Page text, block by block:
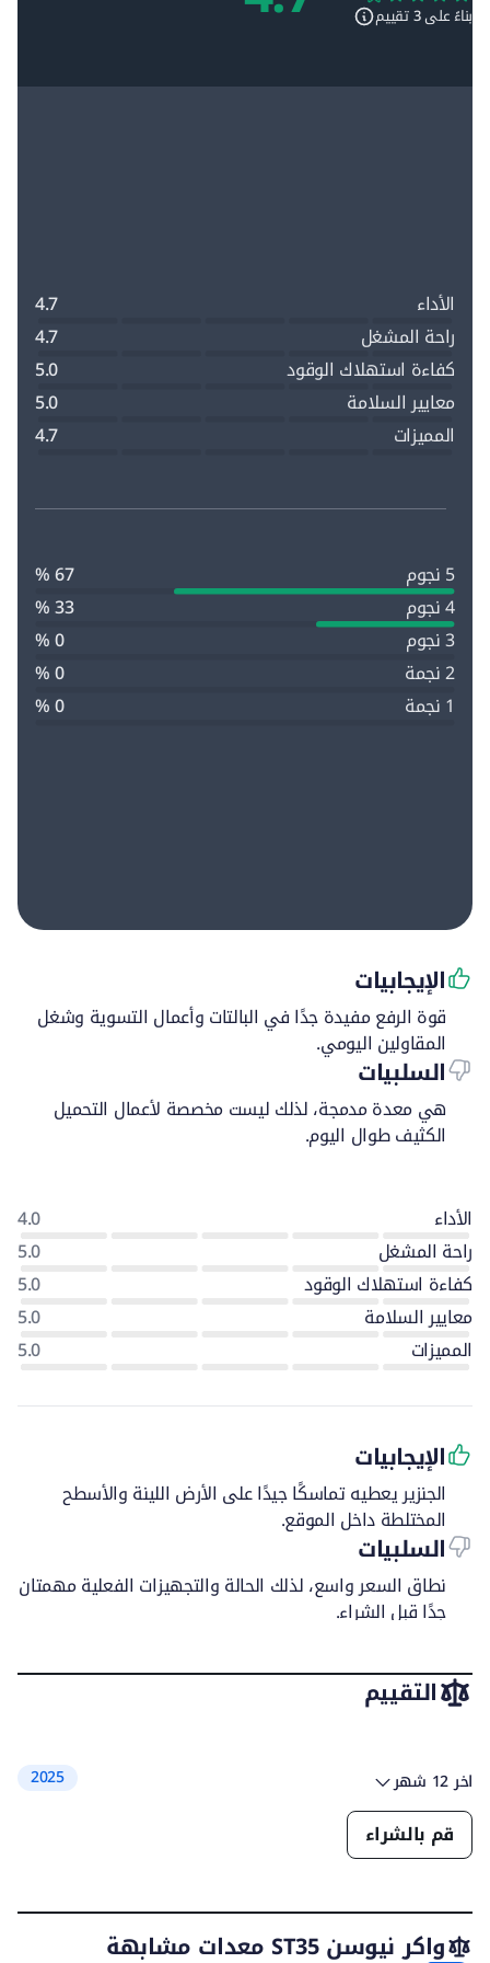
بناءً على3تقييم
الأداء
4.7
راحة المشغل
4.7
كفاءة استهلاك الوقود
5.0
معايير السلامة
5.0
المميزات
4.7
5 نجوم
67 %
4 نجوم
33 %
3 نجوم
0 %
2 نجمة
0 %
1 نجمة
0 %
الإيجابيات
قوة الرفع مفيدة جدًا في البالتات وأعمال التسوية وشغل
المقاولين اليومي.
السلبيات
هي معدة مدمجة، لذلك ليست مخصصة لأعمال التحميل
الكثيف طوال اليوم.
الأداء
4.0
راحة المشغل
5.0
كفاءة استهلاك الوقود
5.0
معايير السلامة
5.0
المميزات
5.0
الإيجابيات
الجنزير يعطيه تماسكًا جيدًا على الأرض اللينة والأسطح
المختلطة داخل الموقع.
السلبيات
نطاق السعر واسع، لذلك الحالة والتجهيزات الفعلية مهمتان
جدًا قبل الشراء.
الأداء
معايير السلامة
5.0
المميزات
الإيجابيات
التقييم
اخر 12 شهر 2025
قم بالشراء
واكر نيوسن ST35 معدات مشابهة